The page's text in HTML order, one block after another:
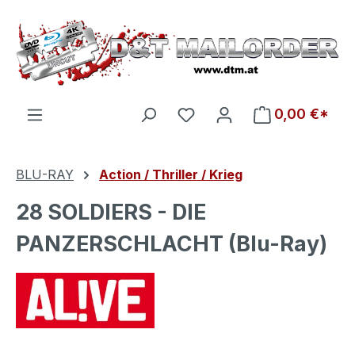
Zum Hauptinhalt springen
Du hast 0 Produkte auf
0,00 €*
BLU-RAY Action / Thriller / Krieg
28 SOLDIERS - DIE
PANZERSCHLACHT (Blu-Ray)